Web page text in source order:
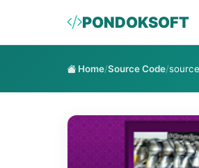
PONDOKSOFT
Home/Source Code/